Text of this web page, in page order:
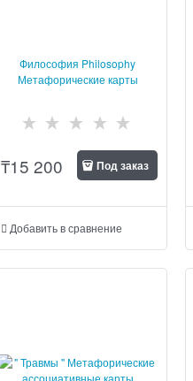
Философия Philosophy
Метафорические карты
₸15 200 Под заказ
Добавить в сравнение